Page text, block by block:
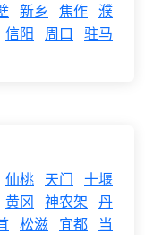
新乡 焦作 濮
信阳 周口
驻马
仙桃 天门 十堰
黄冈 神农架 丹
松滋 宜都
当